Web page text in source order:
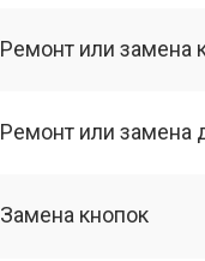
Ремонт или замена
Ремонт или замена
Замена кнопок